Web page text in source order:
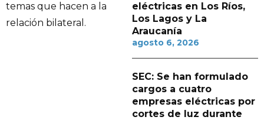
temas que hacen a la
relación bilateral.
eléctricas en Los Ríos,
Los Lagos y La
Araucanía
agosto 6, 2026
SEC: Se han formulado
cargos a cuatro
empresas eléctricas por
cortes de luz durante